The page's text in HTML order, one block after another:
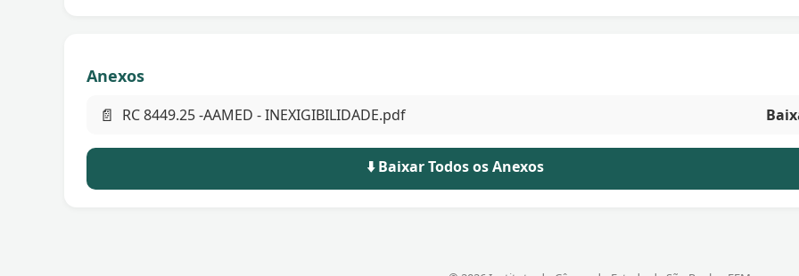
Anexos
📄 RC 8449.25 -AAMED - INEXIGIBILIDADE.pdf
⬇️ Baixar Todos os Anexos